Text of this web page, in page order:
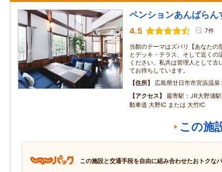
ペンションあんばらん
4.5 7件
当館のテーマはズバリ【あなた
とデッキ・テラス、そして近くの
ください。私共は管理人として古
てお待ちしています。
住所
広島県廿日市市宮浜温
アクセス
最寄駅：JR大野浦
動車道 大野IC または 大竹IC
この施
この施設と交通手段を自由に組み合わせたおトクな